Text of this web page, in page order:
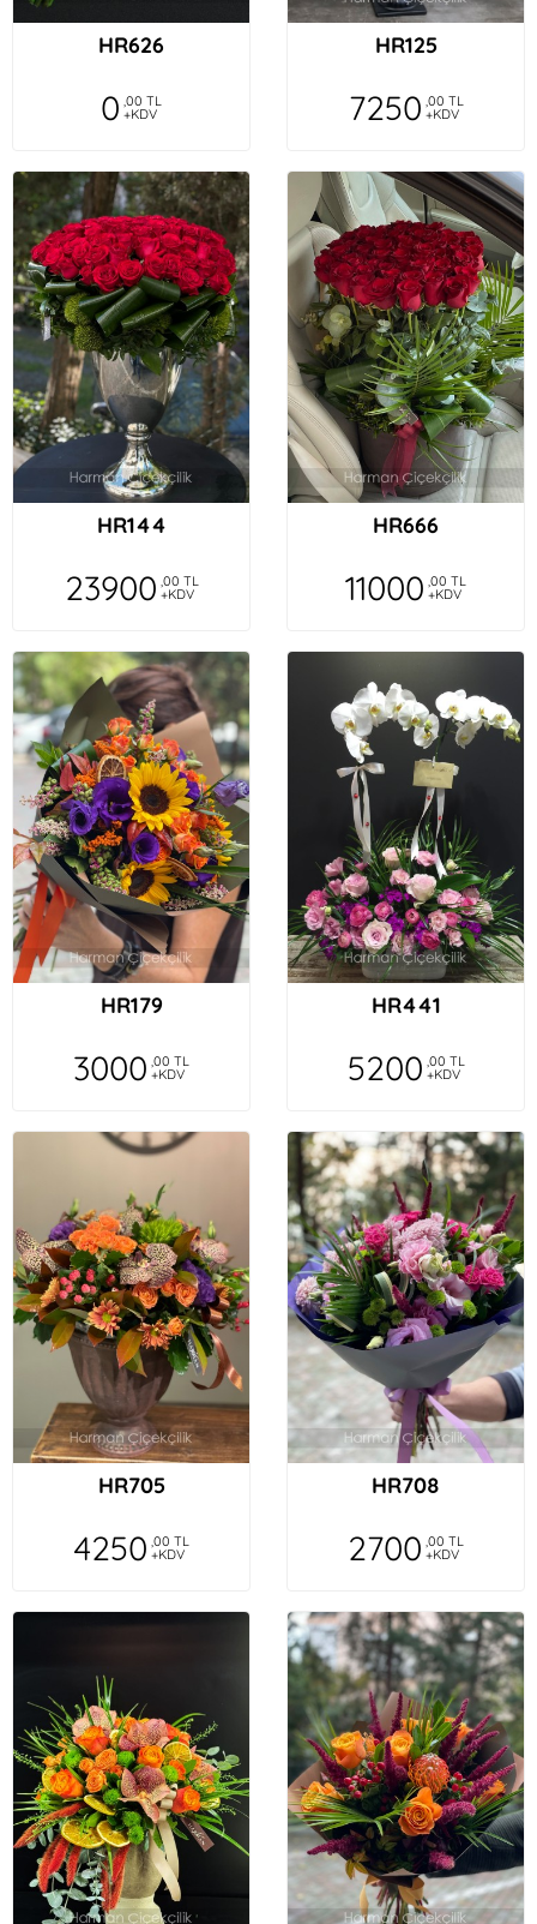
HR626
0 ,00 TL
+KDV
HR125
7250 ,00 TL
+KDV
HR144
23900 ,00 TL
+KDV
HR666
11000 ,00 TL
+KDV
HR179
3000 ,00 TL
+KDV
HR441
5200 ,00 TL
+KDV
HR705
4250 ,00 TL
+KDV
HR708
2700 ,00 TL
+KDV